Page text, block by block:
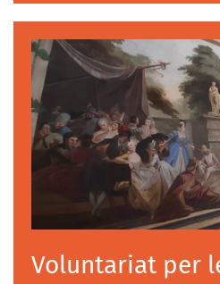
Voluntariat per